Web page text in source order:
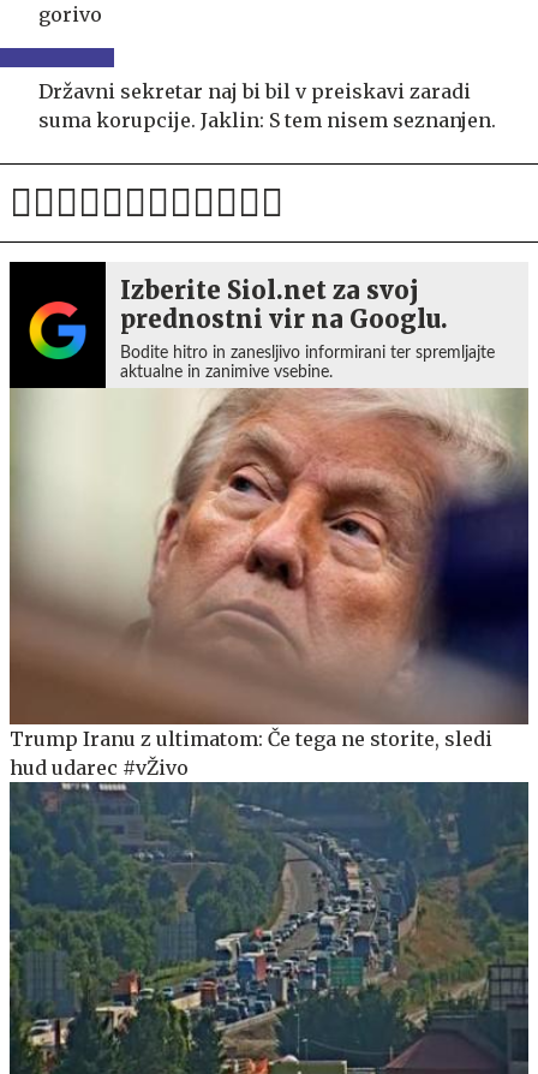
gorivo
Državni sekretar naj bi bil v preiskavi zaradi
suma korupcije. Jaklin: S tem nisem seznanjen.
Izberite Siol.net za svoj
prednostni vir na Googlu.
Bodite hitro in zanesljivo informirani ter spremljajte
aktualne in zanimive vsebine.
Trump Iranu z ultimatom: Če tega ne storite, sledi
hud udarec #vŽivo